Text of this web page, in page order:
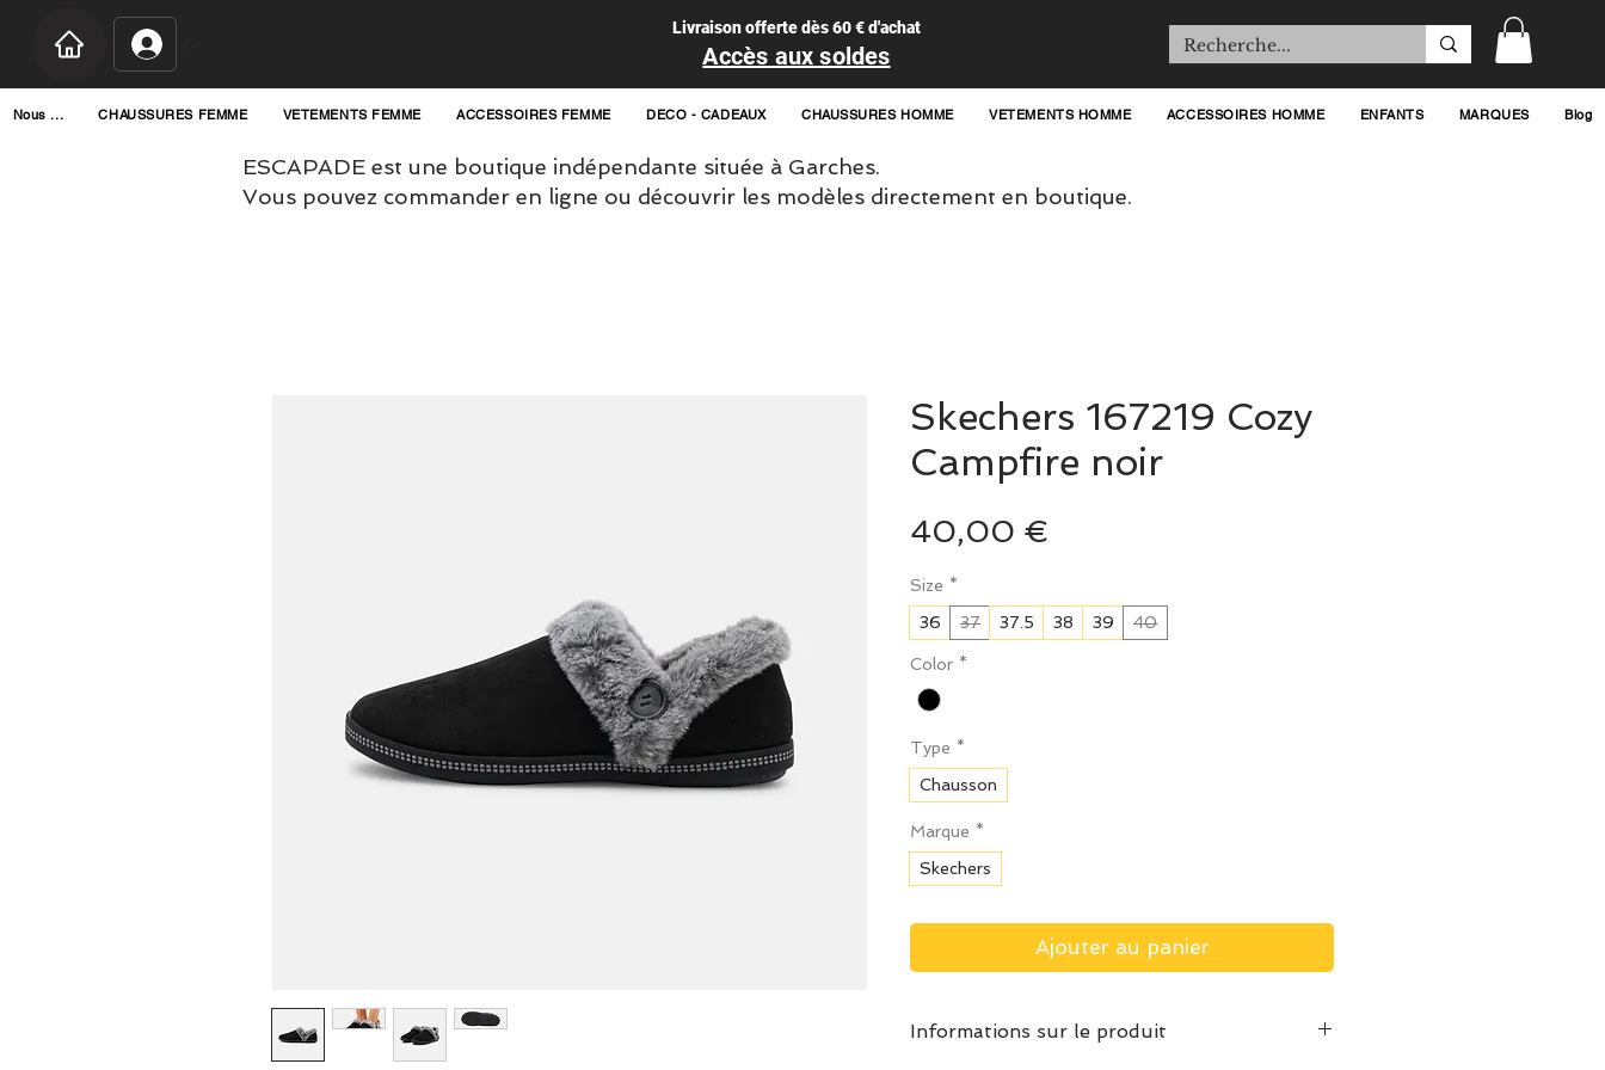
Livraison offerte dès 60 € d'achat
Accès aux soldes
Nous ... CHAUSSURES FEMME VETEMENTS FEMME ACCESSOIRES FEMME DECO - CADEAUX CHAUSSURES HOMME VETEMENTS HOMME ACCESSOIRES HOMME ENFANTS MARQUES Blog
ESCAPADE est une boutique indépendante située à Garches.
Vous pouvez commander en ligne ou découvrir les modèles directement en boutique.
Skechers 167219 Cozy
Campfire noir
40,00 €
Size *
36
37 37.5 38 39 40
Color *
Type *
Chausson
Marque *
Skechers
Ajouter au panier
Informations sur le produit